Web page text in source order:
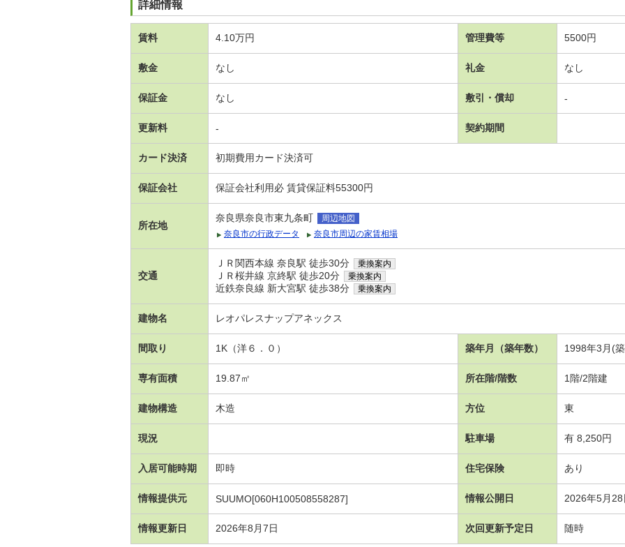
詳細情報
賃料 4.10万円 管理費等 5500円
敷金 なし 礼金 なし
保証金 なし 敷引・償却 -
更新料 - 契約期間
カード決済 初期費用カード決済可
保証会社 保証会社利用必 賃貸保証料55300円
所在地
奈良県奈良市東九条町
周辺地図
奈良市の行政データ
奈良市周辺の家賃相場
交通
ＪＲ関西本線 奈良駅 徒歩30分 乗換案内
ＪＲ桜井線 京終駅 徒歩20分 乗換案内
近鉄奈良線 新大宮駅 徒歩38分 乗換案内
建物名 レオパレスナップアネックス
間取り 1K（洋６．０） 築年月（築年数） 1998年3月(
専有面積 19.87㎡ 所在階/階数 1階/2階建
建物構造 木造 方位 東
現況 駐車場 有 8,250円
入居可能時期 即時 住宅保険 あり
情報提供元 SUUMO[060H100508558287] 情報公開日 2026年5月28
情報更新日 2026年8月7日 次回更新予定日 随時